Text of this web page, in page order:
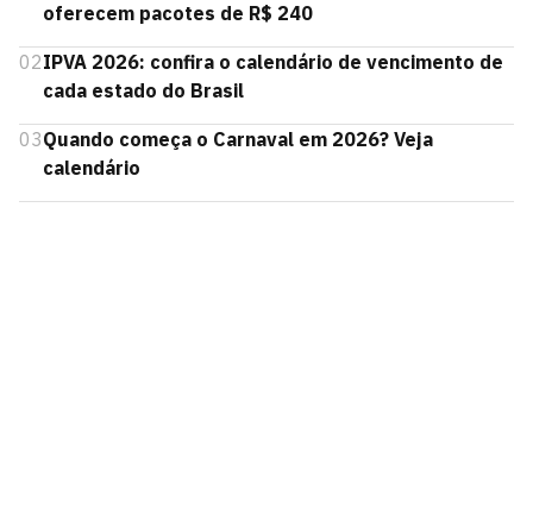
oferecem pacotes de R$ 240
02IPVA 2026: confira o calendário de vencimento de
cada estado do Brasil
03Quando começa o Carnaval em 2026? Veja
calendário